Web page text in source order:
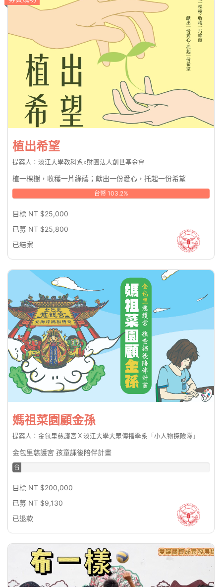
植出希望
提案人：淡江大學教科系x財團法人創世基金會
植一棵樹，收穫一片綠蔭；獻出一份愛心，托起一份希望
台幣 103.2%
目標 NT $25,000
已募 NT $25,800
已結案
媽祖菜園顧金孫
提案人：金包里慈護宮Ｘ淡江大學大眾傳播學系「小人物探險隊」
金包里慈護宮 孩童課後陪伴計畫
台
4.57%
目標 NT $200,000
已募 NT $9,130
已退款